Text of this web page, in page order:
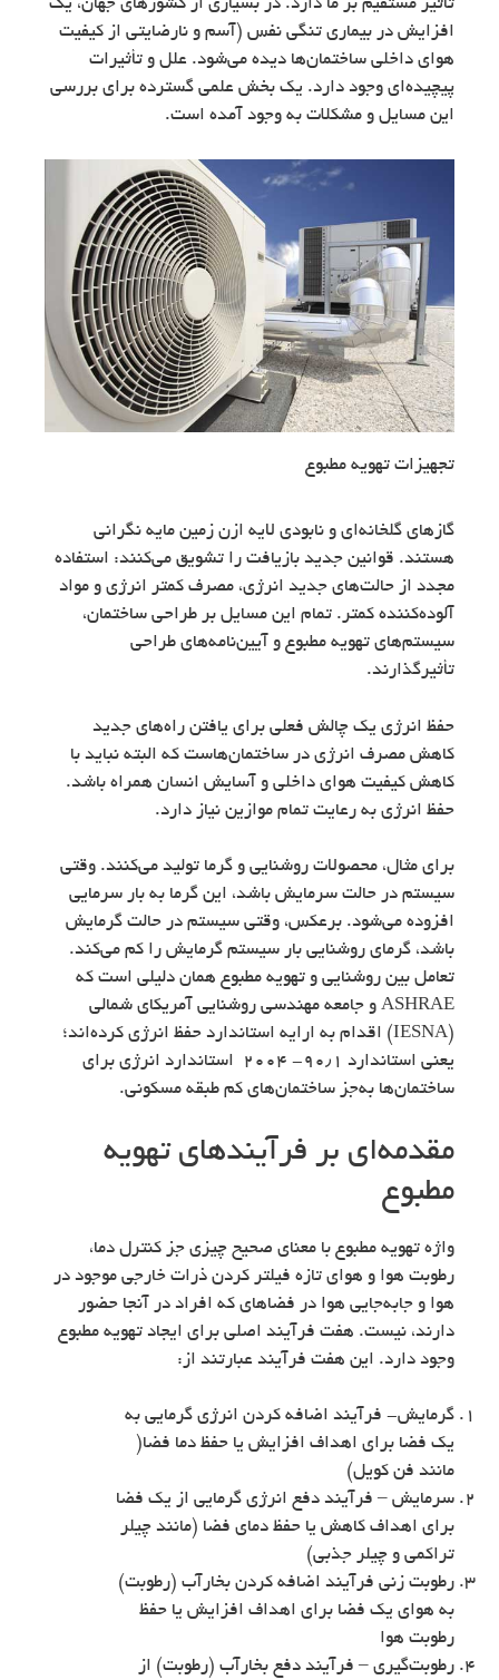
تأثیر مستقیم بر ما دارد. در بسیاری از کشورهای جهان، یک
افزایش در بیماری تنگی نفس (آسم و نارضایتی از کیفیت
هوای داخلی ساختمان‌ها دیده می‌شود. علل و تأثیرات
پیچیده‌ای وجود دارد. یک بخش علمی گسترده برای بررسی
این مسایل و مشکلات به وجود آمده است.
تجهیزات تهویه مطبوع
گازهای گلخانه‌ای و نابودی لایه ازن زمین مایه نگرانی
هستند. قوانین جدید بازیافت را تشویق می‌کنند: استفاده
مجدد از حالت‌های جدید انرژی، مصرف کمتر انرژی و مواد
آلوده‌کننده کمتر. تمام این مسایل بر طراحی ساختمان،
سیستم‌های تهویه مطبوع و آیین‌نامه‌های طراحی
تأثیرگذارند.
حفظ انرژی یک چالش فعلی برای یافتن راه‌های جدید
کاهش مصرف انرژی در ساختمان‌هاست که البته نباید با
کاهش کیفیت هوای داخلی و آسایش انسان همراه باشد.
حفظ انرژی به رعایت تمام موازین نیاز دارد.
برای مثال، محصولات روشنایی و گرما تولید می‌کنند. وقتی
سیستم در حالت سرمایش باشد، این گرما به بار سرمایی
افزوده می‌شود. برعکس، وقتی سیستم در حالت گرمایش
باشد، گرمای روشنایی بار سیستم گرمایش را کم می‌کند.
تعامل بین روشنایی و تهویه مطبوع همان دلیلی است که
ASHRAE و جامعه مهندسی روشنایی آمریکای شمالی
(IESNA) اقدام به ارایه استاندارد حفظ انرژی کرده‌اند؛
یعنی استاندارد ۹۰٫۱- ۲۰۰۴ استاندارد انرژی برای
ساختمان‌ها به‌جز ساختمان‌های کم طبقه مسکونی.
مقدمه‌ای بر فرآیندهای تهویه
مطبوع
واژه تهویه مطبوع با معنای صحیح چیزی جز کنترل دما،
رطوبت هوا و هوای تازه فیلتر کردن ذرات خارجی موجود در
هوا و جابه‌جایی هوا در فضاهای که افراد در آنجا حضور
دارند، نیست. هفت فرآیند اصلی برای ایجاد تهویه مطبوع
وجود دارد. این هفت فرآیند عبارتند از:
گرمایش- فرآیند اضافه کردن انرژی گرمایی به
یک فضا برای اهداف افزایش یا حفظ دما فضا(
مانند فن کویل)
سرمایش – فرآیند دفع انرژی گرمایی از یک فضا
برای اهداف کاهش یا حفظ دمای فضا (مانند چیلر
تراکمی و چیلر جذبی)
رطوبت زنی فرآیند اضافه کردن بخارآب (رطوبت)
به هوای یک فضا برای اهداف افزایش یا حفظ
رطوبت هوا
رطوبت‌گیری – فرآیند دفع بخارآب (رطوبت) از